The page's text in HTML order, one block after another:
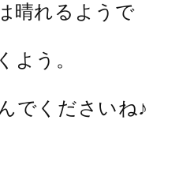
晴れるようで
よう。
でくださいね♪